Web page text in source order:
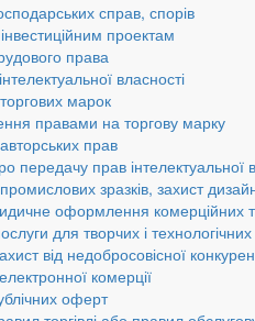
справ, спорів
проектам
права
власності
марок
правами на торгову марку
прав
передачу прав інтелектуальної
зразків, захист
оформлення комерційних
для творчих і технологічних
від недобросовісної
комерції
оферт